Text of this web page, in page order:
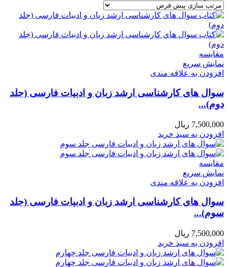
مقايسه
نمایش سریع
افزودن به علاقه مندی
سوال های کارشناسی ارشد زبان و ادبیات فارسی (جلد
دوم)...
7,500,000 ریال
افزودن به سبد خرید
مقايسه
نمایش سریع
افزودن به علاقه مندی
سوال های کارشناسی ارشد زبان و ادبیات فارسی (جلد
سوم)...
7,500,000 ریال
افزودن به سبد خرید